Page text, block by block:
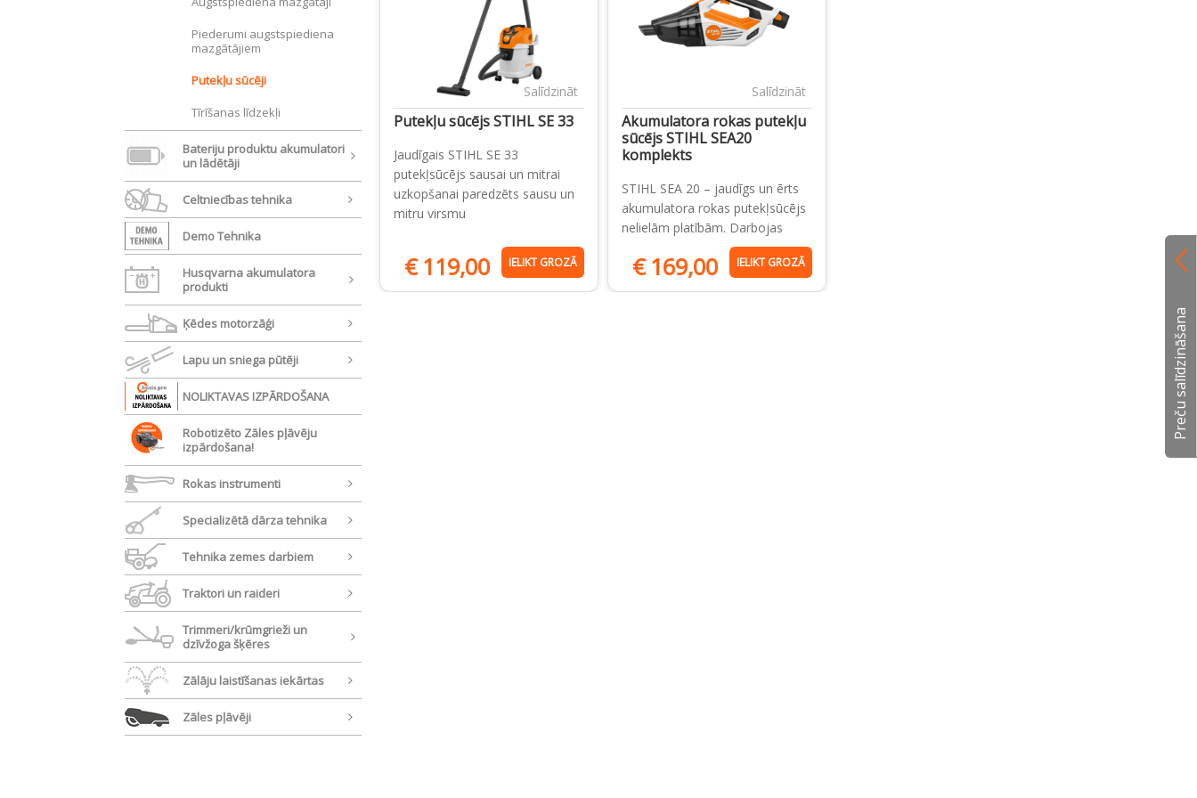
Preču salīdzināšana
Piederumi augstspiediena
mazgātājiem
Putekļu sūcēji
Tīrīšanas līdzekļi
Bateriju produktu akumulatori
un lādētāji
Celtniecības tehnika
Demo Tehnika
Husqvarna akumulatora
produkti
Ķēdes motorzāģi
Lapu un sniega pūtēji
NOLIKTAVAS IZPĀRDOŠANA
Robotizēto Zāles pļāvēju
izpārdošana!
Rokas instrumenti
Specializētā dārza tehnika
Tehnika zemes darbiem
Traktori un raideri
Trimmeri/krūmgrieži un
dzīvžoga šķēres
Zālāju laistīšanas iekārtas
Zāles pļāvēji
Salīdzināt
Putekļu sūcējs STIHL SE 33
Jaudīgais STIHL SE 33
putekļsūcējs sausai un mitrai
uzkopšanai paredzēts sausu un
mitru virsmu
€ 119,00 IELIKT GROZĀ
Salīdzināt
Akumulatora rokas putekļu
sūcējs STIHL SEA20
komplekts
STIHL SEA 20 – jaudīgs un ērts
akumulatora rokas putekļsūcējs
nelielām platībām. Darbojas
€ 169,00 IELIKT GROZĀ